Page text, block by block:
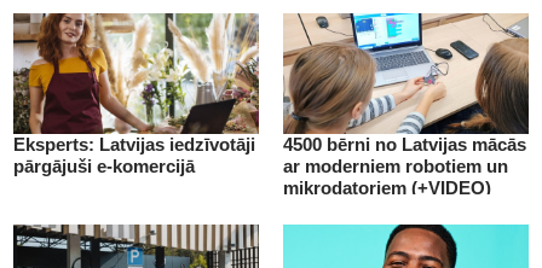
Eksperts: Latvijas iedzīvotāji
pārgājuši e-komercijā
4500 bērni no Latvijas mācās
ar moderniem robotiem un
mikrodatoriem (+VIDEO)